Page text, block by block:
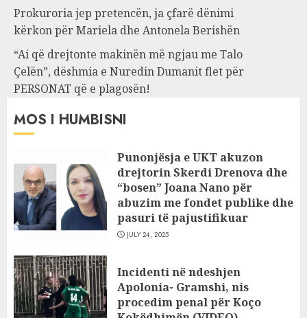
Prokuroria jep pretencën, ja çfarë dënimi
kërkon për Mariela dhe Antonela Berishën
“Ai që drejtonte makinën më ngjau me Talo
Çelën”, dëshmia e Nuredin Dumanit flet për
PERSONAT që e plagosën!
MOS I HUMBISNI
Punonjësja e UKT akuzon
drejtorin Skerdi Drenova dhe
“bosen” Joana Nano për
abuzim me fondet publike dhe
pasuri të pajustifikuar
JULY 24, 2025
Incidenti në ndeshjen
Apolonia- Gramshi, nis
procedim penal për Koço